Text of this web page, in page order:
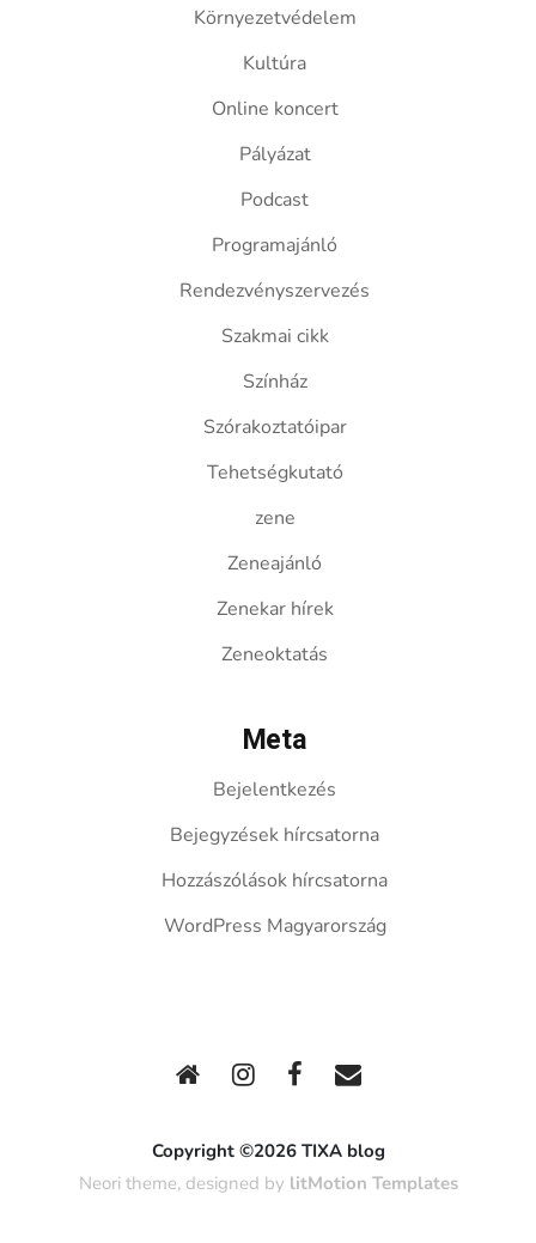
Környezetvédelem
Kultúra
Online koncert
Pályázat
Podcast
Programajánló
Rendezvényszervezés
Szakmai cikk
Színház
Szórakoztatóipar
Tehetségkutató
zene
Zeneajánló
Zenekar hírek
Zeneoktatás
Meta
Bejelentkezés
Bejegyzések hírcsatorna
Hozzászólások hírcsatorna
WordPress Magyarország
Copyright ©2026 TIXA blog
Neori theme, designed by litMotion Templates